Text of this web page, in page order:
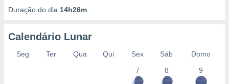
Duração do dia 14h26m
Calendário Lunar
Seg Ter Qua Qui Sex Sáb
Domo
7
8 9